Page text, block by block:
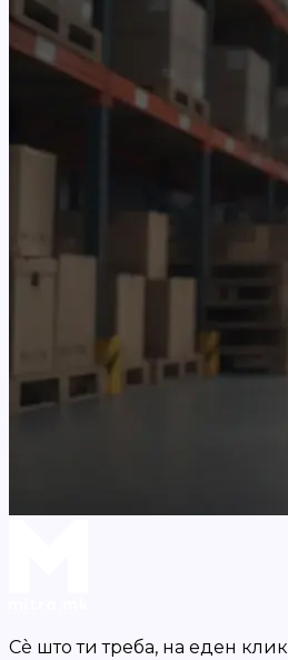
Сè што ти треба, на еден клик